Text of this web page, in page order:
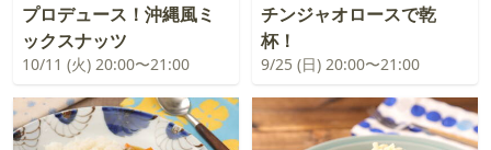
プロデュース！沖縄風ミ
ックスナッツ
10/11 (火) 20:00〜21:00
チンジャオロースで乾
杯！
9/25 (日) 20:00〜21:00